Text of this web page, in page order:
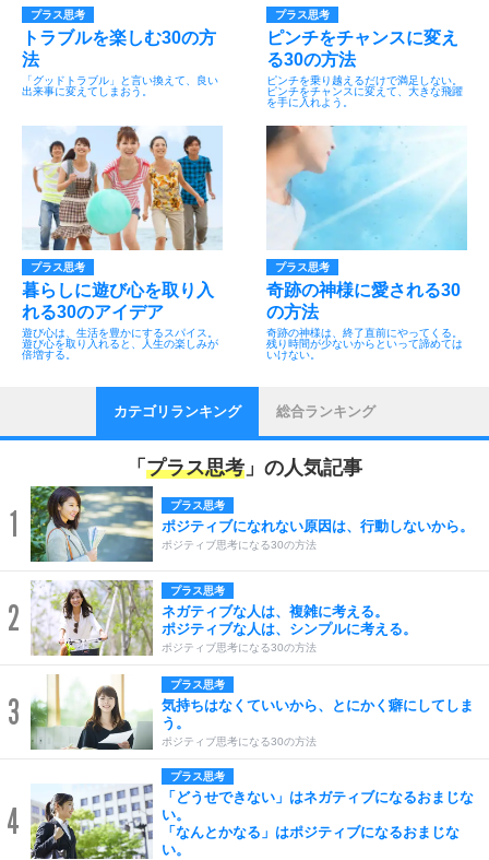
プラス思考
トラブルを楽しむ30の方
法
「グッドトラブル」と言い換えて、良い
出来事に変えてしまおう。
プラス思考
ピンチをチャンスに変え
る30の方法
ピンチを乗り越えるだけで満足しない。
ピンチをチャンスに変えて、大きな飛躍
を手に入れよう。
プラス思考
暮らしに遊び心を取り入
れる30のアイデア
遊び心は、生活を豊かにするスパイス。
遊び心を取り入れると、人生の楽しみが
倍増する。
プラス思考
奇跡の神様に愛される30
の方法
奇跡の神様は、終了直前にやってくる。
残り時間が少ないからといって諦めては
いけない。
カテゴリランキング 総合ランキング
「 プラス思考 」の人気記事
1 プラス思考
ポジティブになれない原因は、行動しないから。
ポジティブ思考になる30の方法
2
プラス思考
ネガティブな人は、複雑に考える。
ポジティブな人は、シンプルに考える。
ポジティブ思考になる30の方法
3
プラス思考
気持ちはなくていいから、とにかく癖にしてしま
う。
ポジティブ思考になる30の方法
4
プラス思考
「どうせできない」はネガティブになるおまじな
い。
「なんとかなる」はポジティブになるおまじな
い。